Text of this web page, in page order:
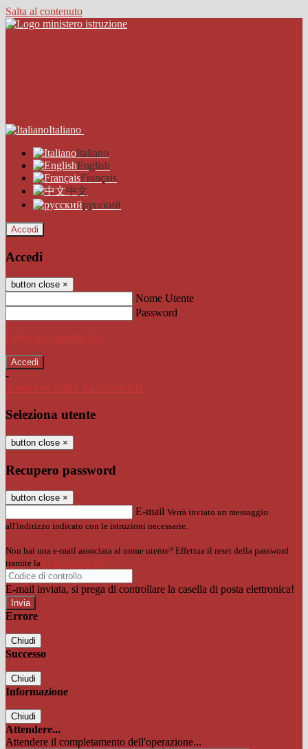
Salta al contenuto
Italiano
Italiano
English
Français
中文
русский
Accedi
Accedi
button close ×
Nome Utente
Password
Password dimenticata?
-
Entra con SPID
Entra con CIE
Seleziona utente
button close ×
Recupero password
button close ×
E-mail Verrà inviato un messaggio
all'indirizzo indicato con le istruzioni necessarie.
Non hai una e-mail associata al nome utente? Effettua il reset della password
tramite la Login Spaggiari
E-mail inviata, si prega di controllare la casella di posta elettronica!
Errore
Chiudi
Successo
Chiudi
Informazione
Chiudi
Attendere...
Attendere il completamento dell'operazione...